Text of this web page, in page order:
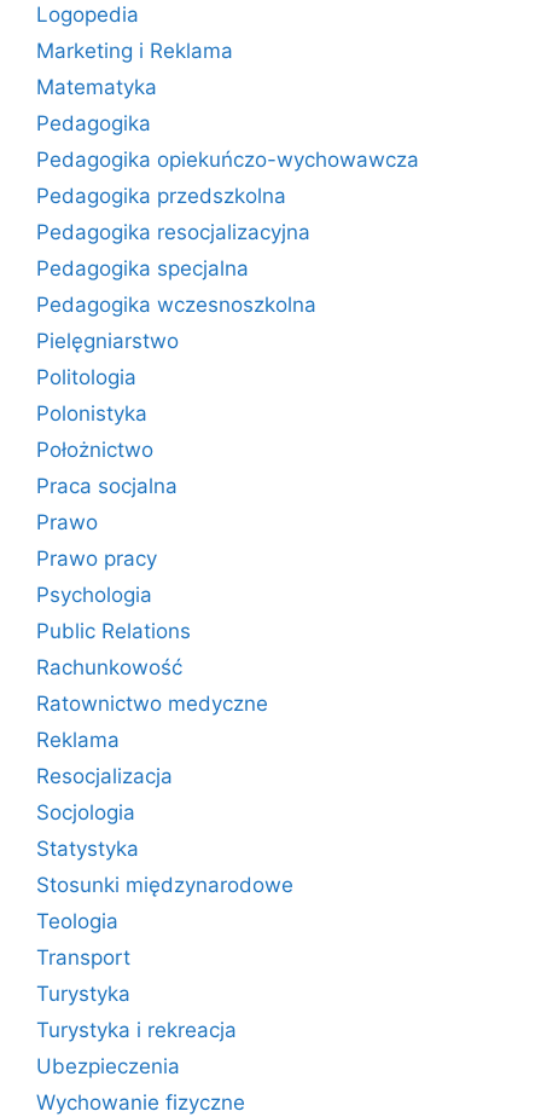
Logopedia
Marketing i Reklama
Matematyka
Pedagogika
Pedagogika opiekuńczo-wychowawcza
Pedagogika przedszkolna
Pedagogika resocjalizacyjna
Pedagogika specjalna
Pedagogika wczesnoszkolna
Pielęgniarstwo
Politologia
Polonistyka
Położnictwo
Praca socjalna
Prawo
Prawo pracy
Psychologia
Public Relations
Rachunkowość
Ratownictwo medyczne
Reklama
Resocjalizacja
Socjologia
Statystyka
Stosunki międzynarodowe
Teologia
Transport
Turystyka
Turystyka i rekreacja
Ubezpieczenia
Wychowanie fizyczne